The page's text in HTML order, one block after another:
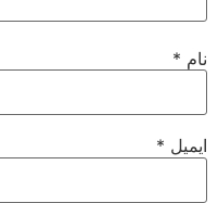
نام *
ایمیل *